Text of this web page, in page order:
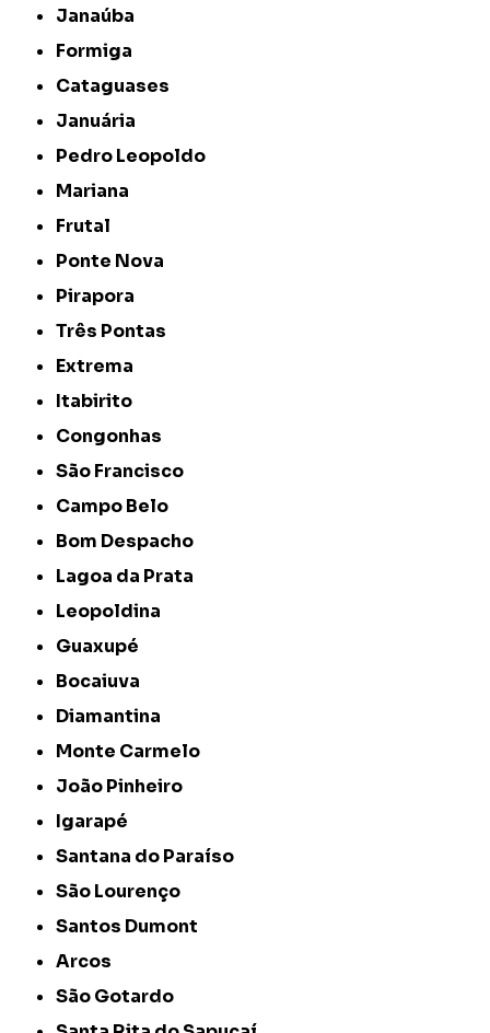
Janaúba
Formiga
Cataguases
Januária
Pedro Leopoldo
Mariana
Frutal
Ponte Nova
Pirapora
Três Pontas
Extrema
Itabirito
Congonhas
São Francisco
Campo Belo
Bom Despacho
Lagoa da Prata
Leopoldina
Guaxupé
Bocaiuva
Diamantina
Monte Carmelo
João Pinheiro
Igarapé
Santana do Paraíso
São Lourenço
Santos Dumont
Arcos
São Gotardo